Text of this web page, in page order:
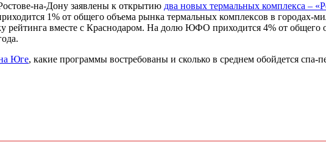
на-Дону заявлены к открытию два новых термальных комплекса –
1% от общего объема рынка термальных комплексов в городах-
рейтинга вместе с Краснодаром. На долю ЮФО приходится 4% от общего
Юге, какие программы востребованы и сколько в среднем обойдется спа-